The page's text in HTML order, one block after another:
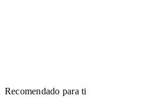
Recomendado para ti